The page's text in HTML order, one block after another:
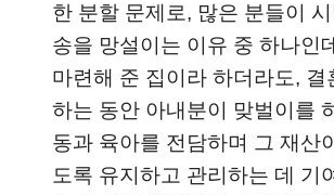
한 분할 문제로, 많은 분들이
송을 망설이는 이유 중 하나인
마련해 준 집이라 하더라도, 결
하는 동안 아내분이 맞벌이를
동과 육아를 전담하며 그 재산
도록 유지하고 관리하는 데 기